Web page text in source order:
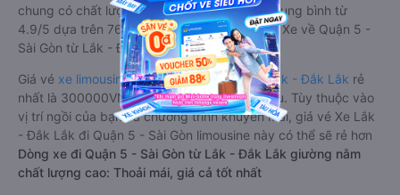
chung có chất lượng Tốt với điểm đánh giá trung bình từ
4.9/5 dựa trên 761 phản hồi của hành khách Xe về Quận 5 -
Sài Gòn từ Lắk - Đắk Lắk.
Giá vé xe limousine đi Quận 5 - Sài Gòn từ Lắk - Đắk Lắk rẻ
nhất là 300000VND của hãng xe Nguyên Dịu. Tùy thuộc vào
vị trí ngồi của bạn và chương trình khuyến mãi, giá vé Xe Lắk
- Đắk Lắk đi Quận 5 - Sài Gòn limousine này có thể sẽ rẻ hơn
Dòng xe đi Quận 5 - Sài Gòn từ Lắk - Đắk Lắk giường nằm
chất lượng cao: Thoải mái, giá cả tốt nhất